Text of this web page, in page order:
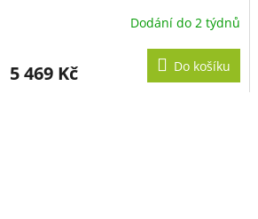
Dodání do 2 týdnů
5 469 Kč Do košíku